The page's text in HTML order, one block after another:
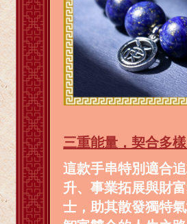
三重能量，契合多
這款手串特別適合
升、事業拓展與財
士，助其散發獨特